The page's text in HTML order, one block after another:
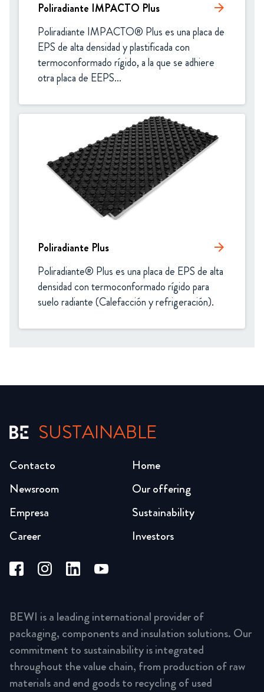
Poliradiante IMPACTO Plus arrow_forward
Poliradiante IMPACTO® Plus es una placa de
EPS de alta densidad y plastificada con
termoconformado rígido, a la que se adhiere
otra placa de EEPS...
Poliradiante Plus arrow_forward
Poliradiante® Plus es una placa de EPS de alta
densidad con termoconformado rígido para
suelo radiante (Calefacción y refrigeración).
SUSTAINABLE
Home
Our offering
Sustainability
Investors
Newsroom
Empresa
Career
Contacto
BEWI is a leading international provider of
packaging, components and insulation solutions. Our
commitment to sustainability is integrated
throughout the value chain, from production of raw
materials and end goods to recycling of used